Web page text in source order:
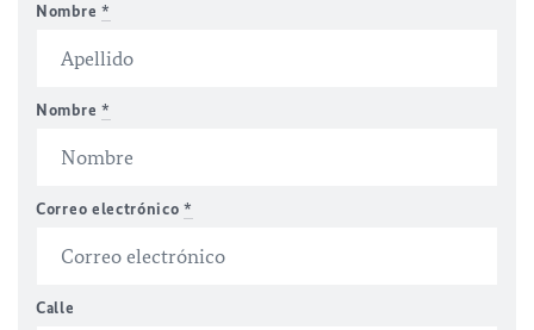
Nombre *
Nombre *
Correo electrónico*
Calle